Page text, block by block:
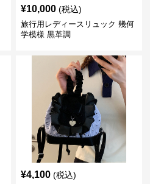
¥10,000 (税込)
旅行用レディースリュック 幾何
学模様 黒革調
¥4,100 (税込)